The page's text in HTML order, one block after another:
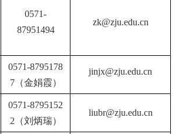
0571-
87951494
zk@zju.edu.cn
0571-8795178
7（金娟霞）
jinjx@zju.edu.cn
0571-8795152
2 （刘炳瑞）
liubr@zju.edu.cn